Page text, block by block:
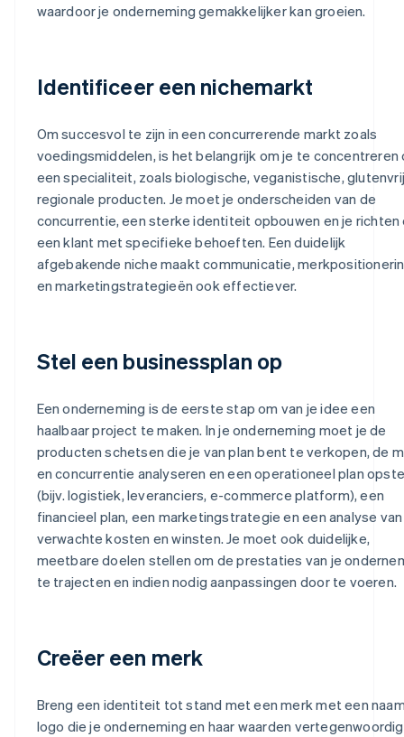
waardoor je onderneming gemakkelijker kan groeien.
Identificeer een nichemarkt
Om succesvol te zijn in een concurrerende markt zoals
voedingsmiddelen, is het belangrijk om je te concentreren
een specialiteit, zoals biologische, veganistische,
regionale producten. Je moet je onderscheiden van de
concurrentie, een sterke identiteit opbouwen en je richten
een klant met specifieke behoeften. Een duidelijk
afgebakende niche maakt communicatie,
en marketingstrategieën ook effectiever.
Stel een businessplan op
Een onderneming is de eerste stap om van je idee een
haalbaar project te maken. In je onderneming moet je de
producten schetsen die je van plan bent te verkopen, de
en concurrentie analyseren en een operationeel plan
(bijv. logistiek, leveranciers, e-commerce platform), een
financieel plan, een marketingstrategie en een analyse
verwachte kosten en winsten. Je moet ook duidelijke,
meetbare doelen stellen om de prestaties van je
te trajecten en indien nodig aanpassingen door te voeren.
Creëer een merk
Breng een identiteit tot stand met een merk met een
logo die je onderneming en haar waarden